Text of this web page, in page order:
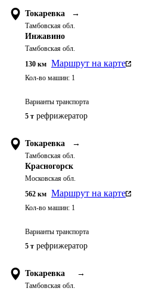
Токаревка →
Тамбовская обл.
Инжавино
Тамбовская обл.
130 км Маршрут на карте
Кол-во машин: 1
Варианты транспорта
5 т рефрижератор
Токаревка →
Тамбовская обл.
Красногорск
Московская обл.
562 км Маршрут на карте
Кол-во машин: 1
Варианты транспорта
5 т рефрижератор
Токаревка →
Тамбовская обл.